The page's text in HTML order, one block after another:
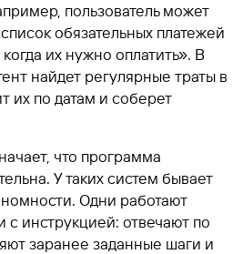
пользователь может
обязательных платежей
их нужно оплатить». В
найдет регулярные траты в
их по датам и соберет
что программа
У таких систем бывает
Одни работают
с инструкцией: отвечают по
заранее заданные шаги и